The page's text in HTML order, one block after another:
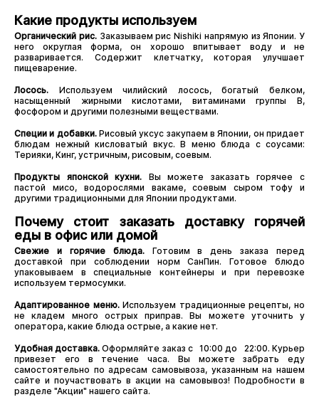
Какие продукты используем
Органический рис.Заказываем рис Nishiki напрямую из Японии. У
него округлая форма, он хорошо впитывает воду и не
разваривается. Содержит клетчатку, которая улучшает
пищеварение.
Лосось. Используем чилийский лосось, богатый белком,
насыщенный жирными кислотами, витаминами группы В,
фосфором и другими полезными веществами.
Специи и добавки.Рисовый уксус закупаем в Японии, он придает
блюдам нежный кисловатый вкус. В меню блюда с соусами:
Терияки, Кинг, устричным, рисовым, соевым.
Продукты японской кухни. Вы можете заказать горячее с
пастой мисо, водорослями вакаме, соевым сыром тофу и
другими традиционными для Японии продуктами.
Почему стоит заказать доставку горячей
еды в офис или домой
Свежие и горячие блюда.Готовим в день заказа перед
доставкой при соблюдении норм СанПин. Готовое блюдо
упаковываем в специальные контейнеры и при перевозке
используем термосумки.
Адаптированное меню.Используем традиционные рецепты, но
не кладем много острых приправ. Вы можете уточнить у
оператора, какие блюда острые, а какие нет.
Удобная доставка. Оформляйте заказ с 10:00 до 22:00. Курьер
привезет его в течение часа. Вы можете забрать еду
самостоятельно по адресам самовывоза, указанным на нашем
сайте и поучаствовать в акции на самовывоз! Подробности в
разделе "Акции" нашего сайта.